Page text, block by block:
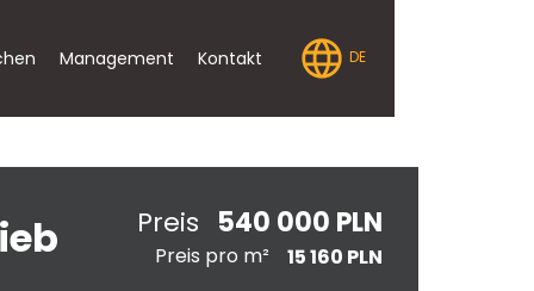
Management Kontakt DE
Preis 540 000 PLN
Preis pro m² 15 160 PLN